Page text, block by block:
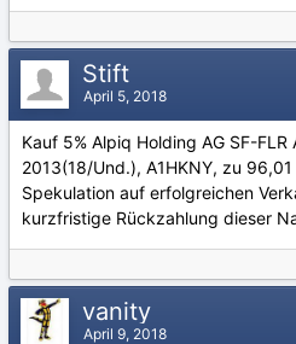
Stift
April 5, 2018
Kauf 5% Alpiq Holding AG SF-FLR
2013(18/Und.), A1HKNY, zu
Spekulation auf erfolgreichen
kurzfristige Rückzahlung dieser
vanity
April 9, 2018